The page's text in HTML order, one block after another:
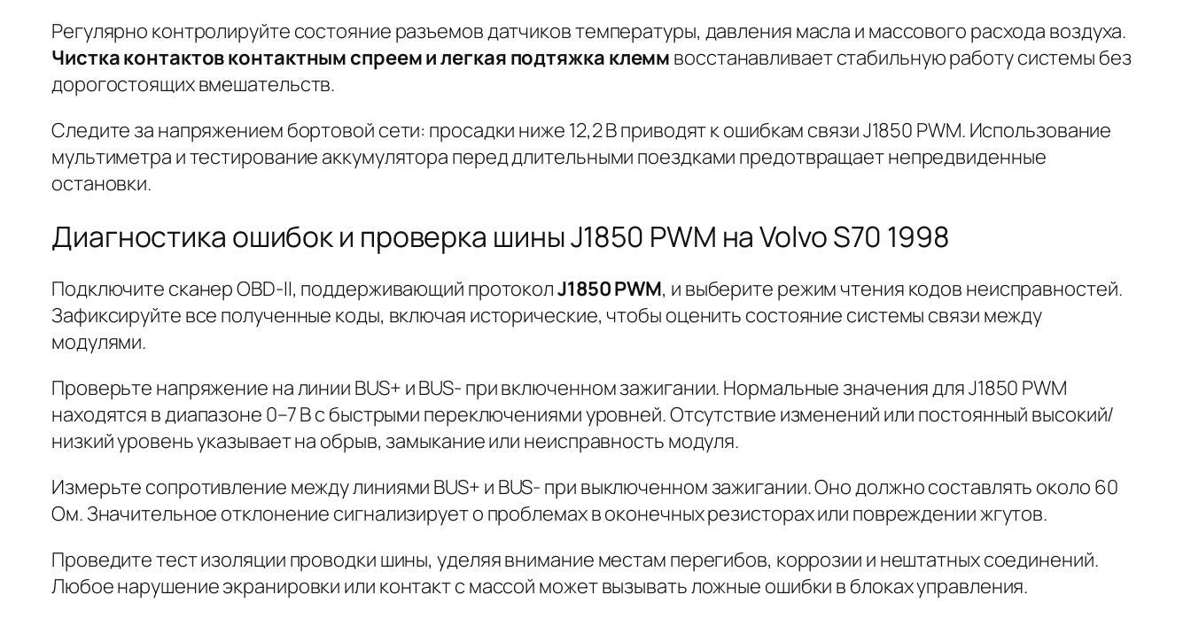
Регулярно контролируйте состояние разъемов датчиков температуры, давления масла и массового расхода воздуха.
Чистка контактов контактным спреем и легкая подтяжка клемм восстанавливает стабильную работу системы без
дорогостоящих вмешательств.
Следите за напряжением бортовой сети: просадки ниже 12,2 В приводят к ошибкам связи J1850 PWM. Использование
мультиметра и тестирование аккумулятора перед длительными поездками предотвращает непредвиденные
остановки.
Диагностика ошибок и проверка шины J1850 PWM на Volvo S70 1998
Подключите сканер OBD-II, поддерживающий протоколJ1850 PWM, и выберите режим чтения кодов неисправностей.
Зафиксируйте все полученные коды, включая исторические, чтобы оценить состояние системы связи между
модулями.
Проверьте напряжение на линии BUS+ иBUS- при включенном зажигании. Нормальные значения для J1850 PWM
находятся в диапазоне 0–7 В с быстрыми переключениями уровней. Отсутствие изменений или постоянный высокий/
низкий уровень указывает на обрыв, замыкание или неисправность модуля.
Измерьте сопротивление между линиями BUS+ и BUS- при выключенном зажигании. Оно должно составлять около 60
Ом. Значительное отклонение сигнализирует о проблемах в оконечных резисторах или повреждении жгутов.
Проведите тест изоляции проводки шины, уделяя внимание местам перегибов, коррозии и нештатных соединений.
Любое нарушение экранировки или контакт с массой может вызывать ложные ошибки в блоках управления.